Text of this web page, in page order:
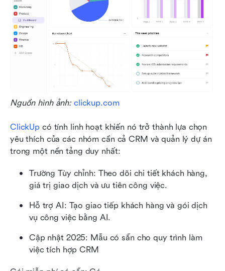
Nguồn hình ảnh: clickup.com
ClickUp có tính linh hoạt khiến nó trở thành lựa chọn
yêu thích của các nhóm cần cả CRM và quản lý dự án
trong một nền tảng duy nhất:
Trường Tùy chỉnh: Theo dõi chi tiết khách hàng,
giá trị giao dịch và ưu tiên công việc.
Hỗ trợ AI: Tạo giao tiếp khách hàng và gói dịch
vụ công việc bằng AI.
Cập nhật 2025: Mẫu có sẵn cho quy trình làm
việc tích hợp CRM